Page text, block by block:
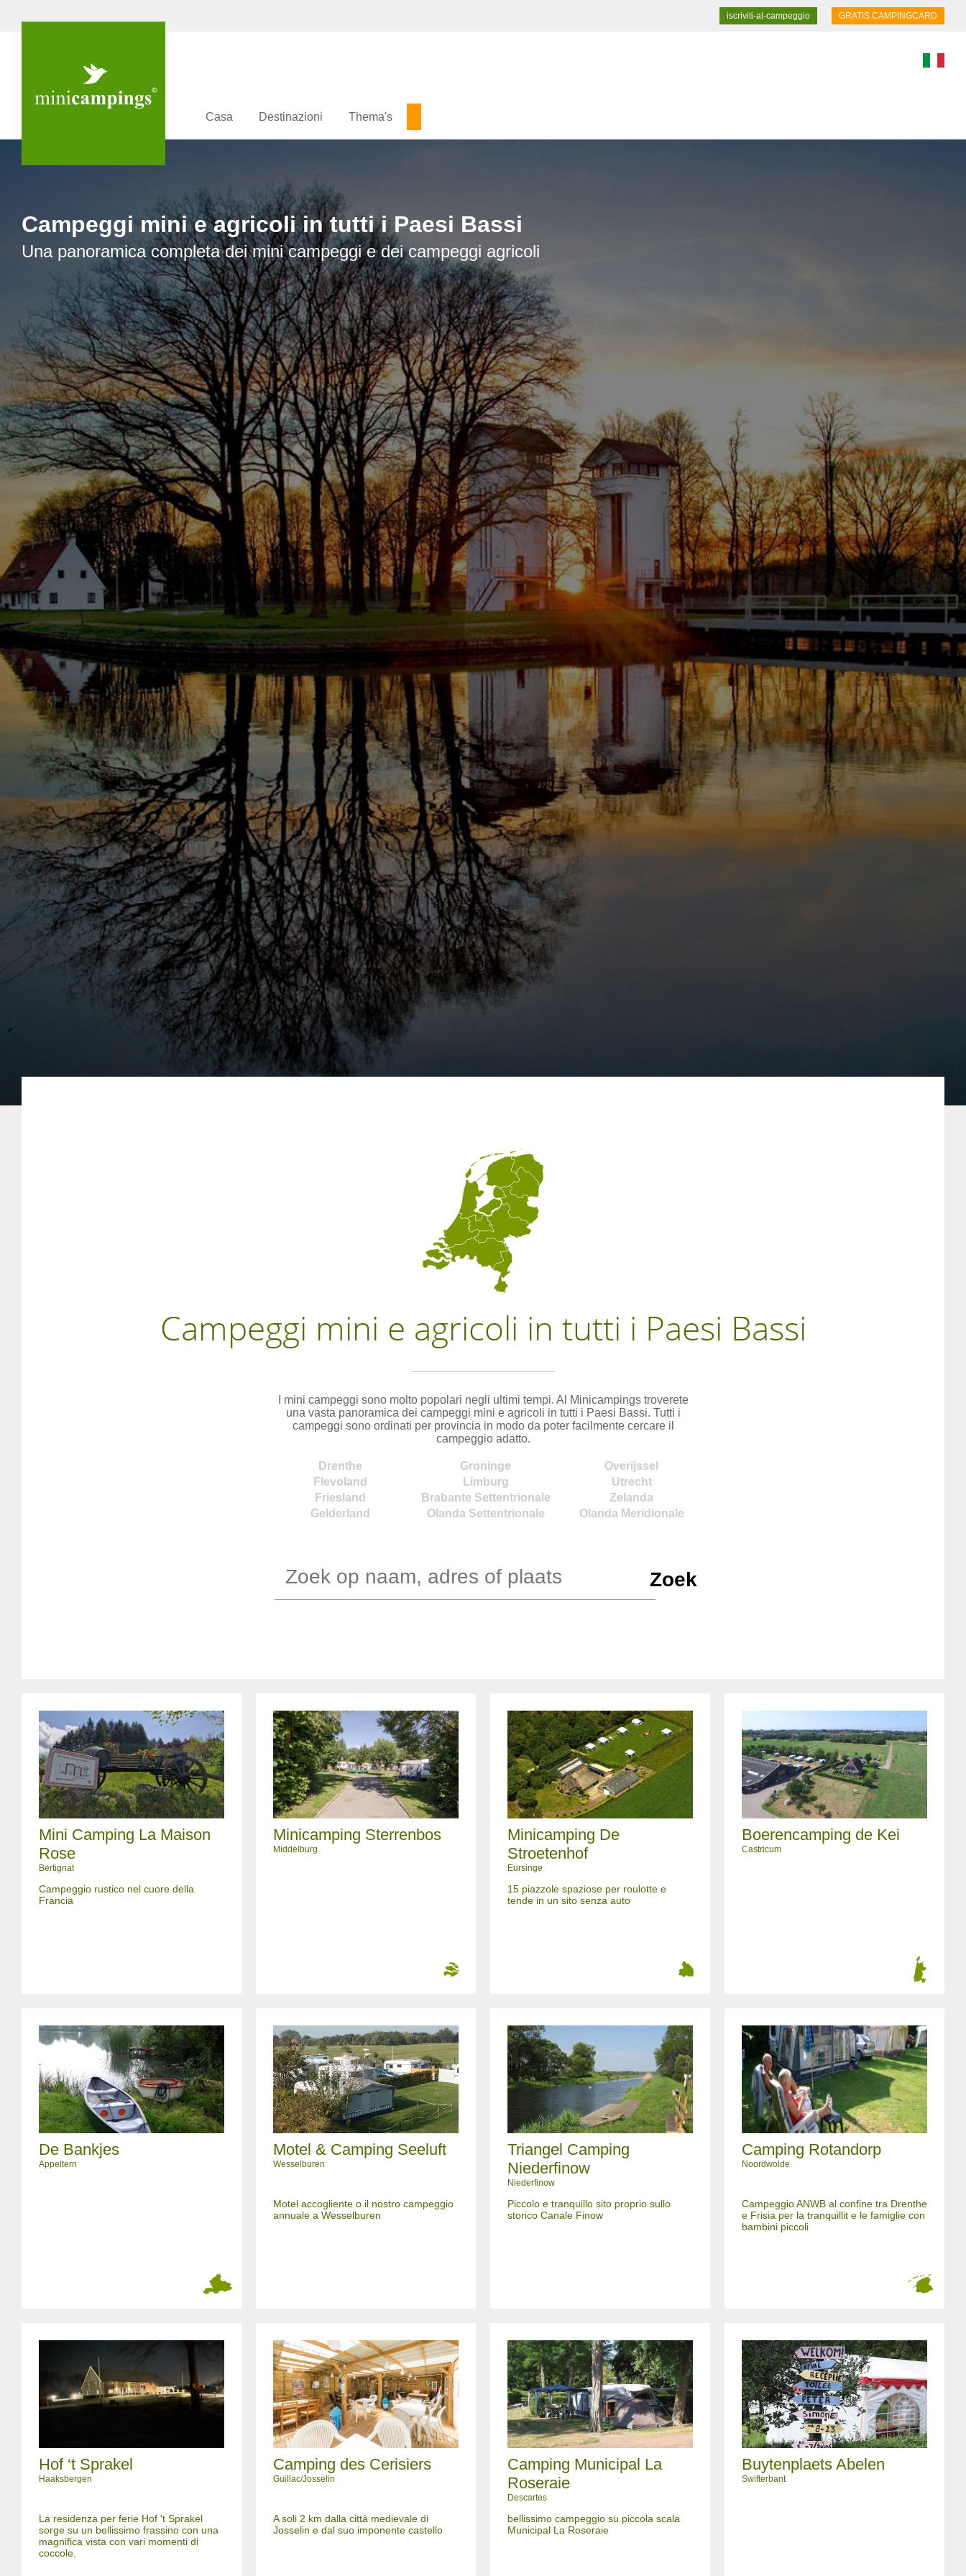
GRATIS CAMPINGCARD
iscriviti-al-campeggio
Casa Destinazioni Thema's
Campeggi mini e agricoli in tutti i Paesi Bassi
Una panoramica completa dei mini campeggi e dei campeggi agricoli
Campeggi mini e agricoli in tutti i Paesi Bassi
I mini campeggi sono molto popolari negli ultimi tempi. Al Minicampings troverete
una vasta panoramica dei campeggi mini e agricoli in tutti i Paesi Bassi. Tutti i
campeggi sono ordinati per provincia in modo da poter facilmente cercare il
campeggio adatto.
Drenthe
Flevoland
Friesland
Gelderland
Groninge
Limburg
Brabante Settentrionale
Olanda Settentrionale
Overijssel
Utrecht
Zelanda
Olanda Meridionale
Mini Camping La Maison
Rose
Bertignat
Campeggio rustico nel cuore della
Francia
Minicamping Sterrenbos
Middelburg
Minicamping De
Stroetenhof
Eursinge
15 piazzole spaziose per roulotte e
tende in un sito senza auto
Boerencamping de Kei
Castricum
De Bankjes
Appeltern
Motel & Camping Seeluft
Wesselburen
Motel accogliente o il nostro campeggio
annuale a Wesselburen
Triangel Camping
Niederfinow
Niederfinow
Piccolo e tranquillo sito proprio sullo
storico Canale Finow
Camping Rotandorp
Noordwolde
Campeggio ANWB al confine tra Drenthe
e Frisia per la tranquillit e le famiglie con
bambini piccoli
Hof ‘t Sprakel
Haaksbergen
La residenza per ferie Hof 't Sprakel
sorge su un bellissimo frassino con una
magnifica vista con vari momenti di
coccole.
Camping des Cerisiers
Guillac/Josselin
A soli 2 km dalla città medievale di
Josselin e dal suo imponente castello
Camping Municipal La
Roseraie
Descartes
bellissimo campeggio su piccola scala
Municipal La Roseraie
Buytenplaets Abelen
Swifterbant